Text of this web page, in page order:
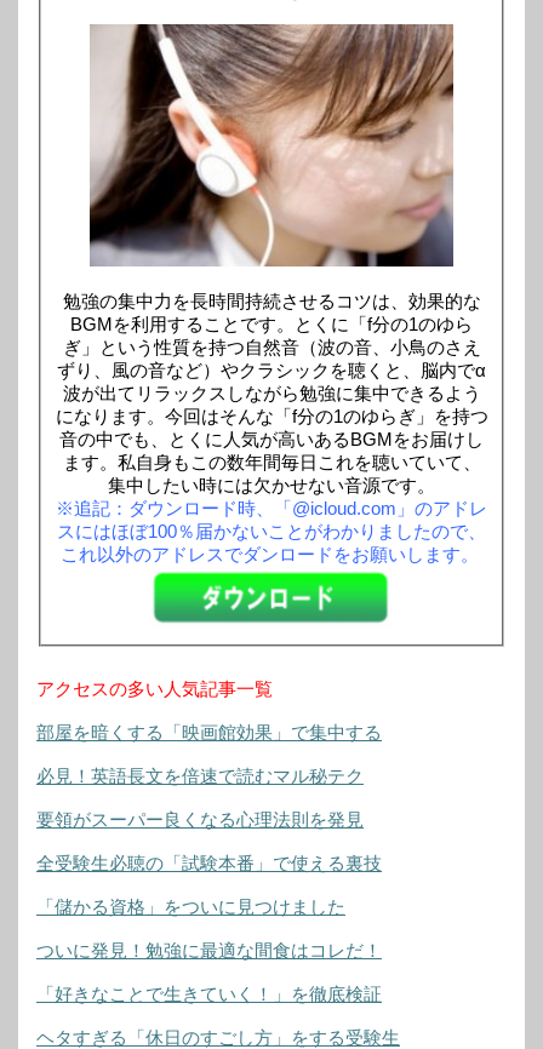
勉強の集中力を長時間持続させるコツは、効果的な
BGMを利用することです。とくに「f分の1のゆら
ぎ」という性質を持つ自然音（波の音、小鳥のさえ
ずり、風の音など）やクラシックを聴くと、脳内でα
波が出てリラックスしながら勉強に集中できるよう
になります。今回はそんな「f分の1のゆらぎ」を持つ
音の中でも、とくに人気が高いあるBGMをお届けし
ます。私自身もこの数年間毎日これを聴いていて、
集中したい時には欠かせない音源です。
※追記：ダウンロード時、「@icloud.com」のアドレ
スにはほぼ100％届かないことがわかりましたので、
これ以外のアドレスでダンロードをお願いします。
アクセスの多い人気記事一覧
部屋を暗くする「映画館効果」で集中する
必見！英語長文を倍速で読むマル秘テク
要領がスーパー良くなる心理法則を発見
全受験生必聴の「試験本番」で使える裏技
「儲かる資格」をついに見つけました
ついに発見！勉強に最適な間食はコレだ！
「好きなことで生きていく！」を徹底検証
ヘタすぎる「休日のすごし方」をする受験生